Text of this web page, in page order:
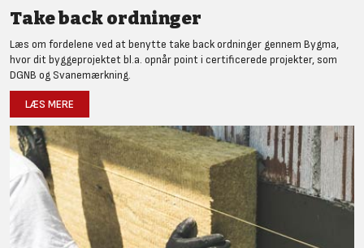
Take back ordninger
Læs om fordelene ved at benytte take back ordninger gennem Bygma,
hvor dit byggeprojektet bl.a. opnår point i certificerede projekter, som
DGNB og Svanemærkning.
LÆS MERE